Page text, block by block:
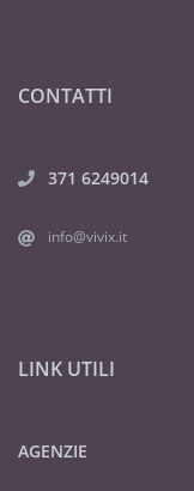
CONTATTI
371 6249014
info@vivix.it
LINK UTILI
AGENZIE